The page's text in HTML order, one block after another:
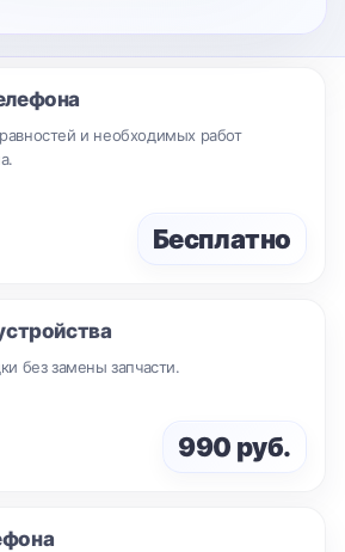
и необходимых работ
Бесплатно
без замены запчасти.
990 руб.